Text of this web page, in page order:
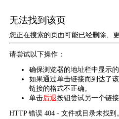
无法找到该页
您正在搜索的页面可能已经删除、
请尝试以下操作：
确保浏览器的地址栏中显示
如果通过单击链接而到达了
链接的格式不正确。
单击后退按钮尝试另一个链接
HTTP 错误 404 - 文件或目录未找到。